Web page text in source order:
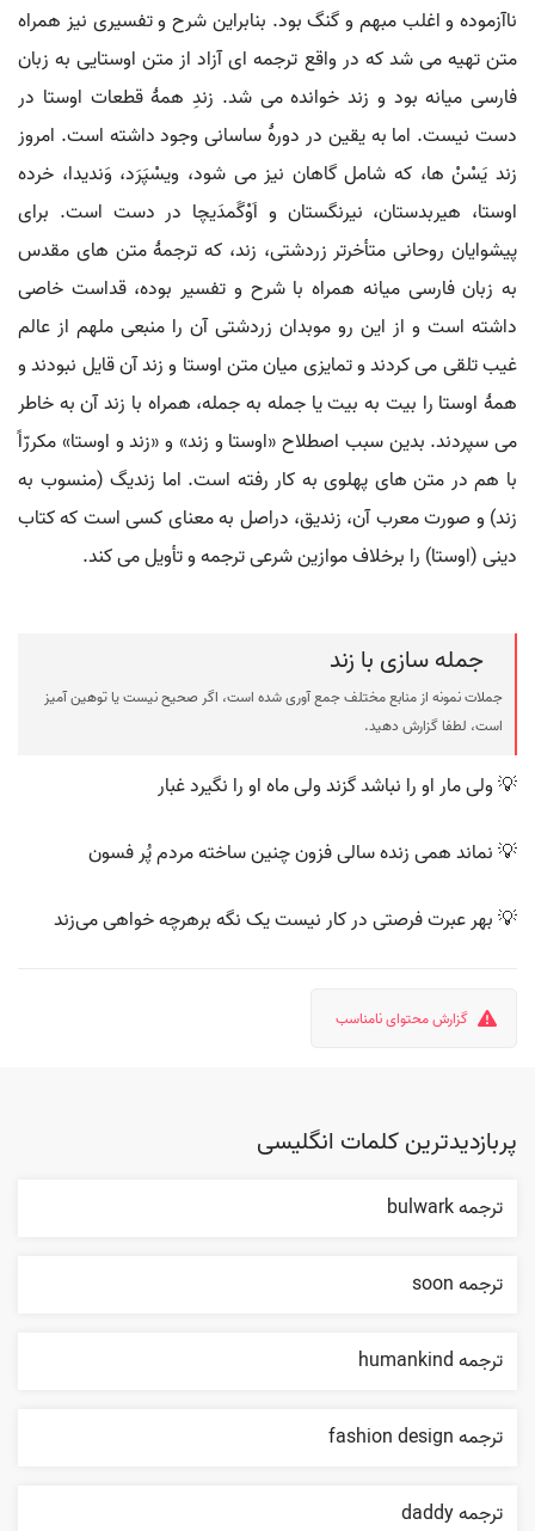
ناآزموده و اغلب مبهم و گنگ بود. بنابراین شرح و تفسیری نیز همراه
متن تهیه می شد که در واقع ترجمه ای آزاد از متن اوستایی به زبان
فارسی میانه بود و زند خوانده می شد. زندِ همۀ قطعات اوستا در
دست نیست. اما به یقین در دورۀ ساسانی وجود داشته است. امروز
زند یَسْنْ ها، که شامل گاهان نیز می شود، ویسْپَرَد، وَندیدا، خرده
اوستا، هیربدستان، نیرنگستان و اَوْگَمدَیچا در دست است. برای
پیشوایان روحانی متأخرتر زردشتی، زند، که ترجمۀ متن های مقدس
به زبان فارسی میانه همراه با شرح و تفسیر بوده، قداست خاصی
داشته است و از این رو موبدان زردشتی آن را منبعی ملهم از عالم
غیب تلقی می کردند و تمایزی میان متن اوستا و زند آن قایل نبودند و
همۀ اوستا را بیت به بیت یا جمله به جمله، همراه با زند آن به خاطر
می سپردند. بدین سبب اصطلاح «اوستا و زند» و «زند و اوستا» مکررّاً
با هم در متن های پهلوی به کار رفته است. اما زندیگ (منسوب به
زند) و صورت معرب آن، زندیق، دراصل به معنای کسی است که کتاب
دینی (اوستا) را برخلاف موازین شرعی ترجمه و تأویل می کند.
جمله سازی با زند
جملات نمونه از منابع مختلف جمع آوری شده است، اگر صحیح نیست یا توهین آمیز
است، لطفا گزارش دهید.
💡 ولی مار او را نباشد گزند ولی ماه او را نگیرد غبار
💡 نماند همی زنده سالی فزون چنین ساخته مردم پُر فسون
💡 بهر عبرت فرصتی در کار نیست یک نگه برهرچه خواهی می‌زند
گزارش محتوای نامناسب
پربازدیدترین کلمات انگلیسی
ترجمه bulwark
ترجمه soon
ترجمه humankind
ترجمه fashion design
ترجمه daddy